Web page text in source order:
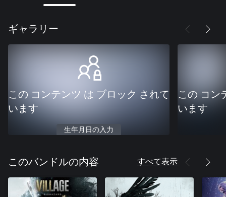
ギャラリー
この コンテンツ は ブロック されて
います
生年月日の入力
この コン
います
このバンドルの内容 すべて表示